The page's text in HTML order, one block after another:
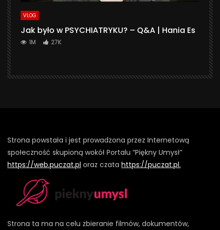
VLOG
Jak było w PSYCHIATRYKU? – Q&A | Hania Es
1M 27K
Strona powstała i jest prowadzona przez Internetową
społeczność skupioną wokół Portalu “Piękny Umysł”
https://web.puczat.pl oraz czata https://puczat.pl.
Strona ta ma na celu zbieranie filmów, dokumentów,